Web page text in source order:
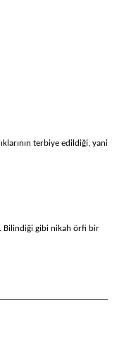
terbiye edildiği, yani
Bilindiği gibi nikah örfi bir